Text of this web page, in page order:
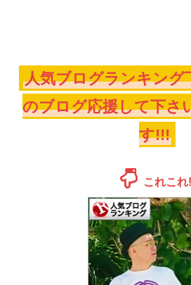
人気ブログランキング
のブログ応援して下さ
す!!!
これこれ